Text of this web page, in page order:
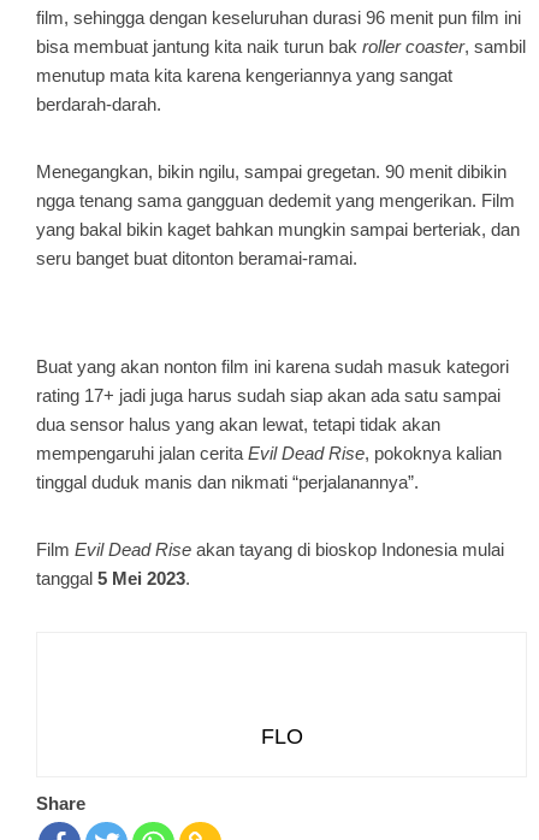
film, sehingga dengan keseluruhan durasi 96 menit pun film ini
bisa membuat jantung kita naik turun bak roller coaster, sambil
menutup mata kita karena kengeriannya yang sangat
berdarah-darah.
Menegangkan, bikin ngilu, sampai gregetan. 90 menit dibikin
ngga tenang sama gangguan dedemit yang mengerikan. Film
yang bakal bikin kaget bahkan mungkin sampai berteriak, dan
seru banget buat ditonton beramai-ramai.
Buat yang akan nonton film ini karena sudah masuk kategori
rating 17+ jadi juga harus sudah siap akan ada satu sampai
dua sensor halus yang akan lewat, tetapi tidak akan
mempengaruhi jalan cerita Evil Dead Rise, pokoknya kalian
tinggal duduk manis dan nikmati “perjalanannya”.
Film Evil Dead Rise akan tayang di bioskop Indonesia mulai
tanggal 5 Mei 2023.
FLO
Share